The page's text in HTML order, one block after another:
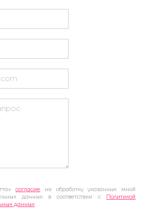
согласие на обработку указанных мной
данных в соответствии с Политикой
данных